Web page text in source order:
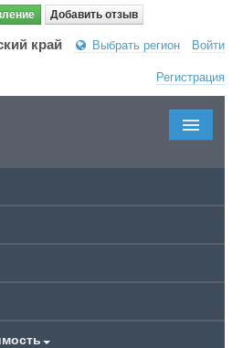
Добавить отзыв
край Выбрать регион Войти
Регистрация